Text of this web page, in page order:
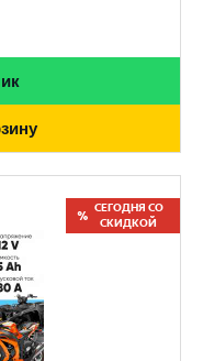
СЕГОДНЯ СО
СКИДКОЙ